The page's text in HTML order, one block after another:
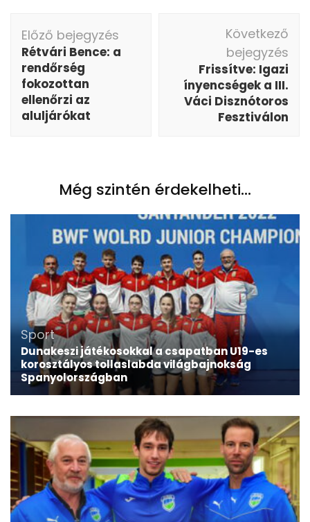
Bejegyzés
navigáció
Előző bejegyzés
Rétvári Bence: a
rendőrség
fokozottan
ellenőrzi az
aluljárókat
Következő
bejegyzés
Frissítve: Igazi
ínyencségek a III.
Váci Disznótoros
Fesztiválon
Még szintén érdekelheti...
Sport
Dunakeszi játékosokkal a csapatban U19-es
korosztályos tollaslabda világbajnokság
Spanyolországban